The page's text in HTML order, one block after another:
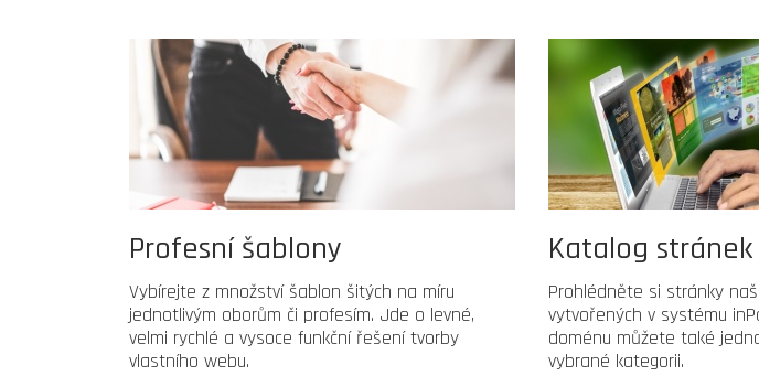
Profesní šablony
Vybírejte z množství šablon šitých na míru
jednotlivým oborům či profesím. Jde o levné,
velmi rychlé a vysoce funkční řešení tvorby
vlastního webu.
Katalog stránek
Prohlédněte si stránky
vytvořených v systému
doménu můžete také
vybrané kategorii.